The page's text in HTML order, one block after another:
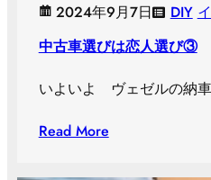
2024年9月7日 DIY
中古車選びは恋人選び③
いよいよ ヴェゼルの納
Read More